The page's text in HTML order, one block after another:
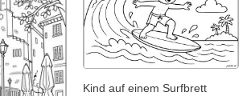
Kind auf einem Surfbrett